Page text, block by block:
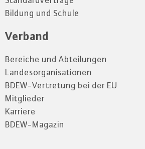
Bildung und Schule
Verband
Bereiche und Abteilungen
Landesorganisationen
BDEW-Vertretung bei der EU
Mitglieder
Karriere
BDEW-Magazin